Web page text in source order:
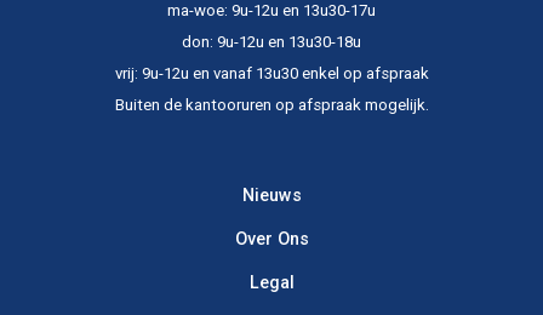
ma-woe: 9u-12u en 13u30-17u
don: 9u-12u en 13u30-18u
vrij: 9u-12u en vanaf 13u30 enkel op afspraak
Buiten de kantooruren op afspraak mogelijk.​
Nieuws
Over Ons
Legal